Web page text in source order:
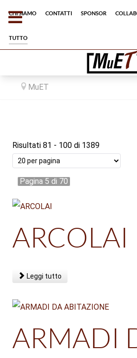
Chi siamo Contatti Sponsor
tutto
MuET
Risultati 81 - 100 di 1389
Pagina 5 di 70
ARCOLAI
Leggi tutto
ARMADI